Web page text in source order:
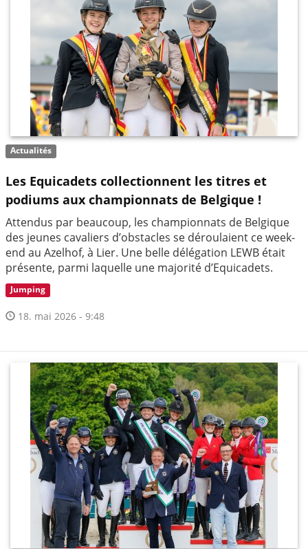
Actualités
Les Equicadets collectionnent les titres et
podiums aux championnats de Belgique !
Attendus par beaucoup, les championnats de Belgique
des jeunes cavaliers d’obstacles se déroulaient ce week-
end au Azelhof, à Lier. Une belle délégation LEWB était
présente, parmi laquelle une majorité d’Equicadets.
Jumping
18. mai 2026 - 9:48